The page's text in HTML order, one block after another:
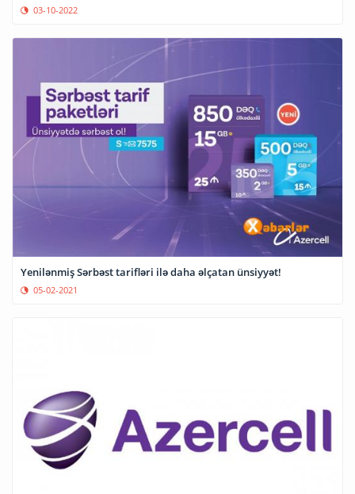
03-10-2022
Yenilənmiş Sərbəst tarifləri ilə daha əlçatan ünsiyyət!
05-02-2021